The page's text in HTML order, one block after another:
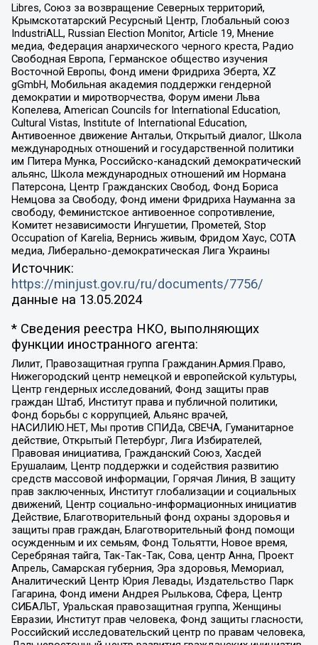
Libres, Союз за возвращение Северных территорий,
Крымскотатарский Ресурсный Центр, Глобальный союз
IndustriALL, Russian Election Monitor, Article 19, Мнение
медиа, Федерация анархического черного креста, Радио
Свободная Европа, Германское общество изучения
Восточной Европы, Фонд имени Фридриха Эберта, XZ
gGmbH, Мобильная академия поддержки гендерной
демократии и миротворчества, Форум имени Льва
Копелева, American Councils for International Education,
Cultural Vistas, Institute of International Education,
Антивоенное движение Антальи, Открытый диалог, Школа
международных отношений и государственной политики
им Питера Мунка, Российско-канадский демократический
альянс, Школа международных отношений им Нормана
Патерсона, Центр Гражданских Свобод, Фонд Бориса
Немцова за Свободу, Фонд имени Фридриха Науманна за
свободу, Феминистское антивоенное сопротивление,
Комитет независимости Ингушетии, Прометей, Stop
Occupation of Karelia, Вернись живым, Фридом Хаус, СОТА
медиа, Либерально-демократическая Лига Украины
Источник:
https://minjust.gov.ru/ru/documents/7756/
данные на 13.05.2024
* Сведения реестра НКО, выполняющих
функции иностранного агента:
Лилит, Правозащитная группа Гражданин.Армия.Право,
Нижегородский центр немецкой и европейской культуры,
Центр гендерных исследований, Фонд защиты прав
граждан Штаб, Институт права и публичной политики,
Фонд борьбы с коррупцией, Альянс врачей,
НАСИЛИЮ.НЕТ, Мы против СПИДа, СВЕЧА, Гуманитарное
действие, Открытый Петербург, Лига Избирателей,
Правовая инициатива, Гражданский Союз, Хасдей
Ерушалаим, Центр поддержки и содействия развитию
средств массовой информации, Горячая Линия, В защиту
прав заключенных, Институт глобализации и социальных
движений, Центр социально-информационных инициатив
Действие, Благотворительный фонд охраны здоровья и
защиты прав граждан, Благотворительный фонд помощи
осужденным и их семьям, Фонд Тольятти, Новое время,
Серебряная тайга, Так-Так-Так, Сова, центр Анна, Проект
Апрель, Самарская губерния, Эра здоровья, Мемориал,
Аналитический Центр Юрия Левады, Издательство Парк
Гагарина, Фонд имени Андрея Рылькова, Сфера, Центр
СИБАЛЬТ, Уральская правозащитная группа, Женщины
Евразии, Институт прав человека, Фонд защиты гласности,
Российский исследовательский центр по правам человека,